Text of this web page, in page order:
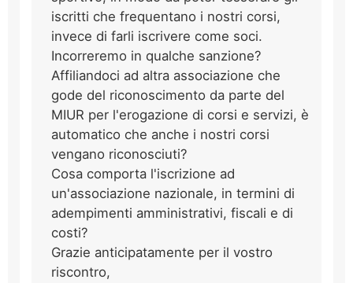
iscritti che frequentano i nostri corsi,
invece di farli iscrivere come soci.
Incorreremo in qualche sanzione?
Affiliandoci ad altra associazione che
gode del riconoscimento da parte del
MIUR per l'erogazione di corsi e servizi, è
automatico che anche i nostri corsi
vengano riconosciuti?
Cosa comporta l'iscrizione ad
un'associazione nazionale, in termini di
adempimenti amministrativi, fiscali e di
costi?
Grazie anticipatamente per il vostro
riscontro,